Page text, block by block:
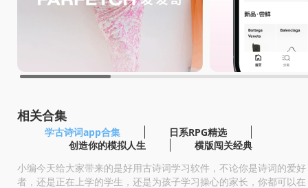
相关合集
学古诗词app合集
日系RPG精选
创造你的模拟人生
横版闯关经典
小编今天给大家带来的是好用古诗词学习软件，不论你是诗词的爱好
者，还是正在上学的学生，还是为孩子学习操心的家长，你都可以在